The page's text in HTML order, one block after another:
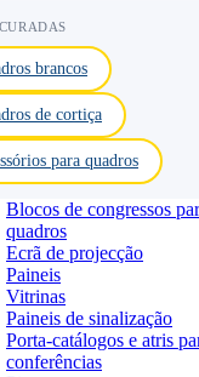
brancos
de cortiça
para quadros
Blocos de congressos
quadros
Ecrã de projecção
Paineis
Vitrinas
Paineis de sinalização
Porta-catálogos e atris
conferências